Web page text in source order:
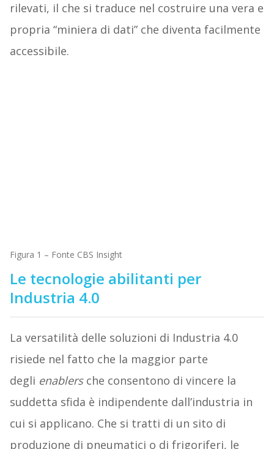
rilevati, il che si traduce nel costruire una vera e
propria “miniera di dati” che diventa facilmente
accessibile.
Figura 1 – Fonte CBS Insight
Le tecnologie abilitanti per
Industria 4.0
La versatilità delle soluzioni di Industria 4.0
risiede nel fatto che la maggior parte
degli enablersche consentono di vincere la
suddetta sfida è indipendente dall’industria in
cui si applicano. Che si tratti di un sito di
produzione di pneumatici o di frigoriferi, le